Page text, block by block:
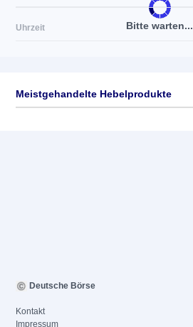
Bitte warten...
Uhrzeit
Meistgehandelte Hebelprodukte
Deutsche Börse
Kontakt
Impressum